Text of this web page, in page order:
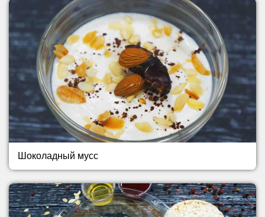
Шоколадный мусс